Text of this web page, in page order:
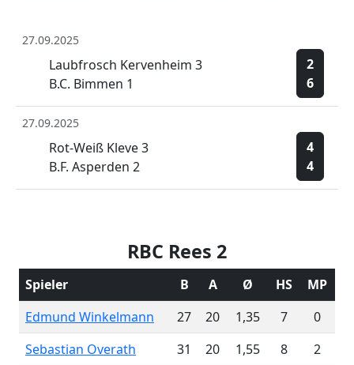
27.09.2025
Laubfrosch Kervenheim 3
B.C. Bimmen 1
2
6
27.09.2025
Rot-Weiß Kleve 3
B.F. Asperden 2
4
4
RBC Rees 2
Spieler B A Ø HS
MP
Edmund Winkelmann
27 20 1,35 7
0
Sebastian Overath
31 20 1,55 8
2